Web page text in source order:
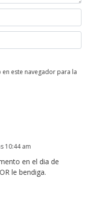
10:44 am
en el dia de
le bendiga.